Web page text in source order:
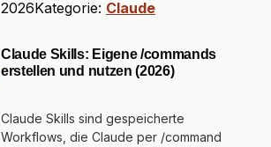
2026Kategorie: Claude
Claude Skills: Eigene /commands
erstellen und nutzen (2026)
Claude Skills sind gespeicherte
Workflows, die Claude per /command